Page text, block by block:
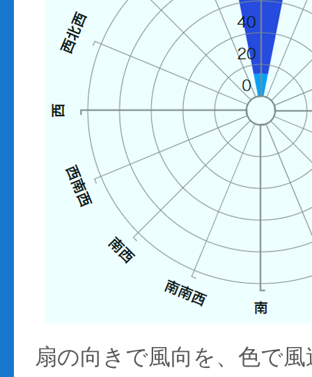
扇の向きで風向を、色で